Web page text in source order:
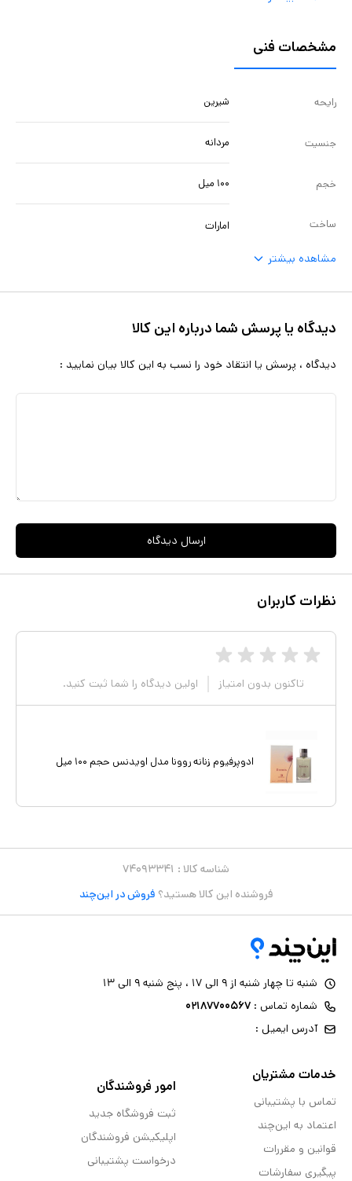
مشخصات فنی
رایحه شیرین
جنسیت مردانه
خجم ۱۰۰ میل
ساخت امارات
مشاهده بیشتر
دیدگاه یا پرسش شما درباره این کالا
دیدگاه ، پرسش یا انتقاد خود را نسب به این کالا بیان نمایید :
ارسال دیدگاه
نظرات کاربران
تاکنون بدون امتیاز اولین دیدگاه را شما ثبت کنید.
ادوپرفیوم زنانه روونا مدل اویدنس حجم ۱۰۰ میل
شناسه کالا : ۷۴۰۹۳۳۴۱
فروشنده این کالا هستید؟ فروش در این‌چند
شنبه تا چهار شنبه از ۹ الی ۱۷ ، پنج شنبه ۹ الی ۱۳
شماره تماس : ۰۲۱۸۷۷۰۰۵۶۷
آدرس ایمیل :
خدمات مشتریان
تماس با پشتیبانی
اعتماد به این‌چند
قوانین و مقررات
پیگیری سفارشات
امور فروشندگان
ثبت فروشگاه جدید
اپلیکیشن فروشندگان
درخواست پشتیبانی